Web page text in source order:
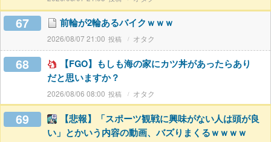
67 前輪が2輪あるバイクｗｗｗ
2026/08/07 21:00 オタク
68
【FGO】もしも海の家にカツ丼があったらあり
だと思いますか？
2026/08/06 08:00 オタク
69
【悲報】「スポーツ観戦に興味がない人は頭が良
い」とかいう内容の動画、バズりまくるｗｗｗｗ